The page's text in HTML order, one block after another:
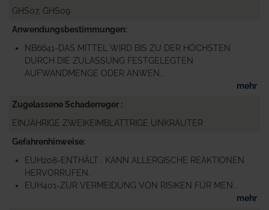
GHS07, GHS09
Anwendungsbestimmungen
NB6641-DAS MITTEL WIRD BIS ZU DER HÖCHSTEN
DURCH DIE ZULASSUNG FESTGELEGTEN
AUFWANDMENGE ODER ANWEN...
mehr
Zugelassene Schaderreger
EINJÄHRIGE ZWEIKEIMBLÄTTRIGE UNKRÄUTER
Gefahrenhinweise
EUH208-ENTHÄLT . KANN ALLERGISCHE REAKTIONEN
HERVORRUFEN.
EUH401-ZUR VERMEIDUNG VON RISIKEN FÜR MEN...
mehr